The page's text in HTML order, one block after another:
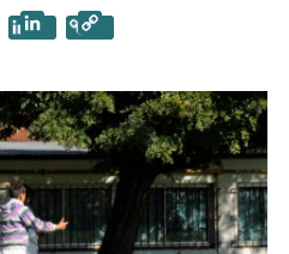
áreas de la matemática.
LinkedInCopy
Link